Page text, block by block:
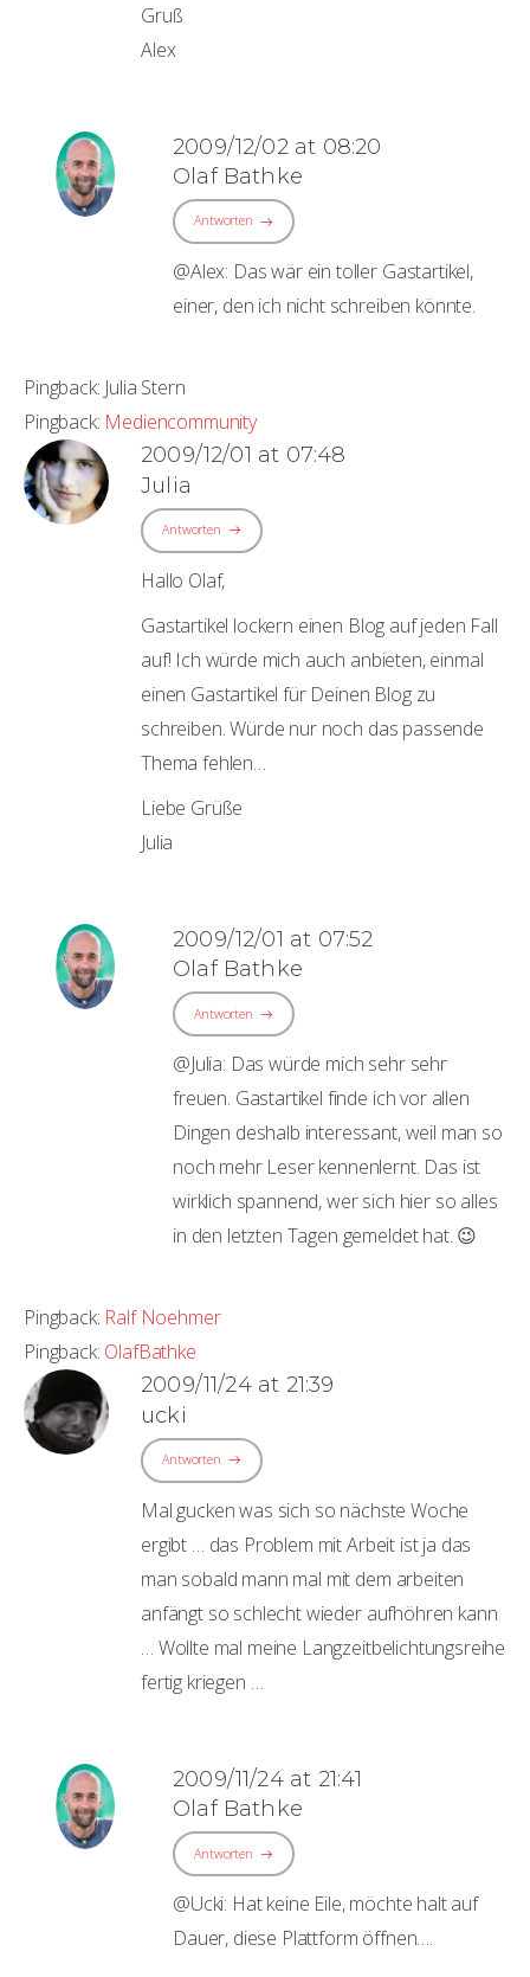
Gruß
Alex
2009/12/02 at 08:20
Olaf Bathke
Antworten
@Alex: Das wär ein toller Gastartikel,
einer, den ich nicht schreiben könnte.
Pingback: Julia Stern
Pingback: Mediencommunity
2009/12/01 at 07:48
Julia
Antworten
Hallo Olaf,
Gastartikel lockern einen Blog auf jeden Fall
auf! Ich würde mich auch anbieten, einmal
einen Gastartikel für Deinen Blog zu
schreiben. Würde nur noch das passende
Thema fehlen…
Liebe Grüße
Julia
2009/12/01 at 07:52
Olaf Bathke
Antworten
@Julia: Das würde mich sehr sehr
freuen. Gastartikel finde ich vor allen
Dingen deshalb interessant, weil man so
noch mehr Leser kennenlernt. Das ist
wirklich spannend, wer sich hier so alles
in den letzten Tagen gemeldet hat. 😉
Pingback: Ralf Noehmer
Pingback: OlafBathke
2009/11/24 at 21:39
ucki
Antworten
Mal gucken was sich so nächste Woche
ergibt … das Problem mit Arbeit ist ja das
man sobald mann mal mit dem arbeiten
anfängt so schlecht wieder aufhöhren kann
… Wollte mal meine Langzeitbelichtungsreihe
fertig kriegen …
2009/11/24 at 21:41
Olaf Bathke
Antworten
@Ucki: Hat keine Eile, möchte halt auf
Dauer, diese Plattform öffnen….